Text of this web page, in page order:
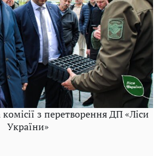
з перетворення ДП «Ліси
України»